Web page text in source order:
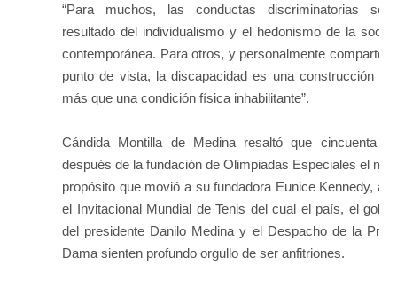
“Para muchos, las conductas discriminatorias
resultado del individualismo y el hedonismo de la
contemporánea. Para otros, y personalmente comparto
punto de vista, la discapacidad es una construcción
más que una condición física inhabilitante”.
Cándida Montilla de Medina resaltó que cincuenta
después de la fundación de Olimpiadas Especiales el
propósito que movió a su fundadora Eunice Kennedy,
el Invitacional Mundial de Tenis del cual el país, el
del presidente Danilo Medina y el Despacho de la
Dama sienten profundo orgullo de ser anfitriones.